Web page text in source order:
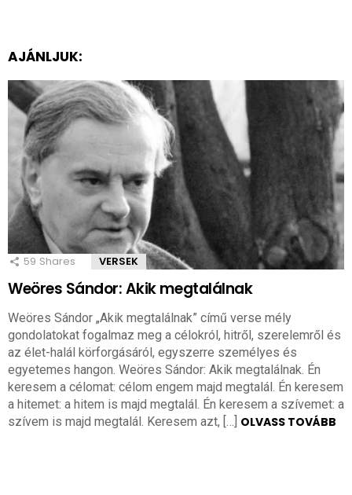
AJÁNLJUK:
59 Shares VERSEK
Weöres Sándor: Akik megtalálnak
Weöres Sándor „Akik megtalálnak” című verse mély
gondolatokat fogalmaz meg a célokról, hitről, szerelemről és
az élet-halál körforgásáról, egyszerre személyes és
egyetemes hangon. Weöres Sándor: Akik megtalálnak. Én
keresem a célomat: célom engem majd megtalál. Én keresem
a hitemet: a hitem is majd megtalál. Én keresem a szívemet: a
szívem is majd megtalál. Keresem azt, […] OLVASS TOVÁBB